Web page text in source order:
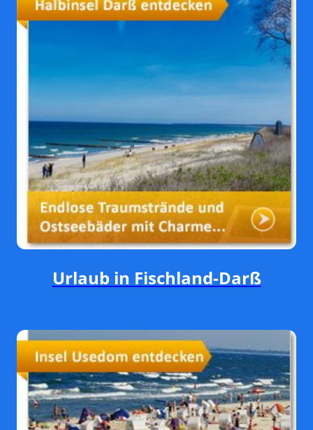
Urlaub in Fischland-Darß